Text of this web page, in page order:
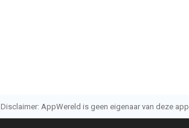
Disclaimer: AppWereld is geen eigenaar van deze